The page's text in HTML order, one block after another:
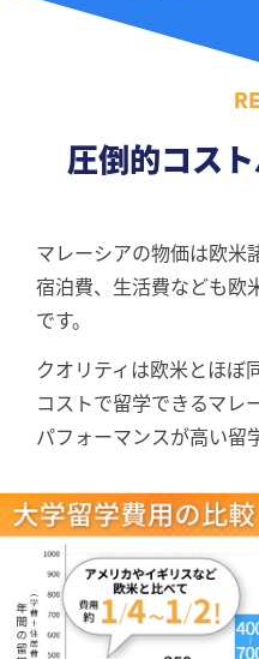
圧倒的コス
マレーシアの物価は欧⽶
宿泊費、⽣活費なども欧
です。
クオリティは欧⽶とほぼ
コストで留学できるマレ
パフォーマンスが⾼い留